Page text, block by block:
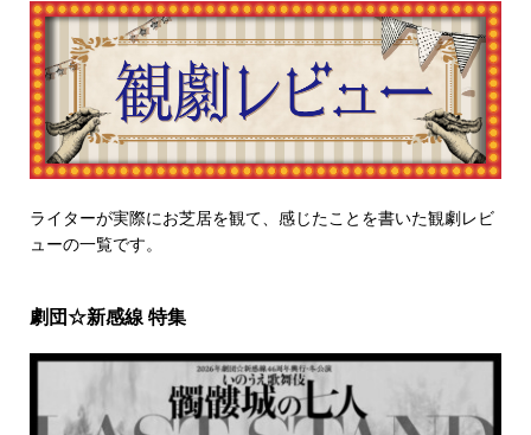
ライターが実際にお芝居を観て、感じたことを書いた観劇レビ
ューの一覧です。
劇団☆新感線 特集